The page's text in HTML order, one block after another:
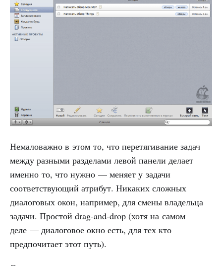
Немаловажно в этом то, что перетягивание задач
между разными разделами левой панели делает
именно то, что нужно — меняет у задачи
соответствующий атрибут. Никаких сложных
диалоговых окон, например, для смены владельца
задачи. Простой drag-and-drop (хотя на самом
деле — диалоговое окно есть, для тех кто
предпочитает этот путь).